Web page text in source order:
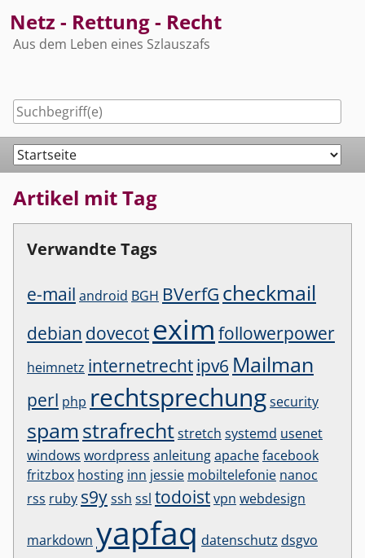
to
content
Netz - Rettung - Recht
Aus dem Leben eines Szlauszafs
Navigation
Artikel mit Tag
Verwandte Tags
e-mail android BGH BVerfG checkmail
debian dovecot exim followerpower
heimnetz internetrechtipv6 Mailman
perl php rechtsprechungsecurity
spamstrafrechtstretch systemd usenet
windows wordpress anleitungapachefacebook
fritzbox hosting inn jessie mobiltelefonie nanoc
rss ruby s9yssh ssl todoistvpn webdesign
markdown yapfaq datenschutz dsgvo